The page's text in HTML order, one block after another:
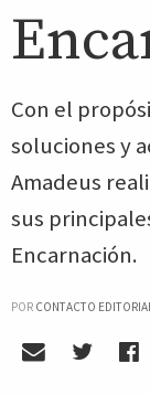
Con el
soluciones y
Amadeus
sus
Encarnación.
POR CONTACTO